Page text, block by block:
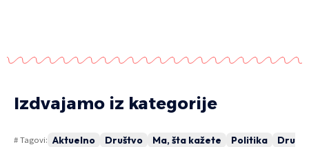
Izdvajamo iz kategorije
# Tagovi: Aktuelno Društvo Ma, šta kažete Politika Drugi